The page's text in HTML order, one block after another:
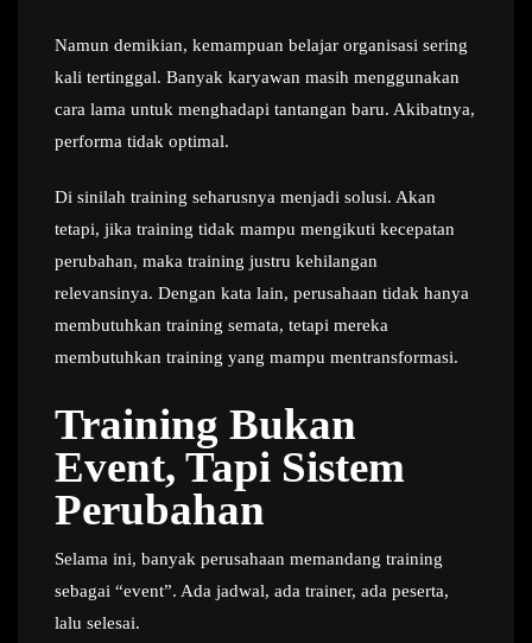
Namun demikian, kemampuan belajar organisasi sering
kali tertinggal. Banyak karyawan masih menggunakan
cara lama untuk menghadapi tantangan baru. Akibatnya,
performa tidak optimal.
Di sinilah training seharusnya menjadi solusi. Akan
tetapi, jika training tidak mampu mengikuti kecepatan
perubahan, maka training justru kehilangan
relevansinya. Dengan kata lain, perusahaan tidak hanya
membutuhkan training semata, tetapi mereka
membutuhkan training yang mampu mentransformasi.
Training Bukan
Event, Tapi Sistem
Perubahan
Selama ini, banyak perusahaan memandang training
sebagai “event”. Ada jadwal, ada trainer, ada peserta,
lalu selesai.